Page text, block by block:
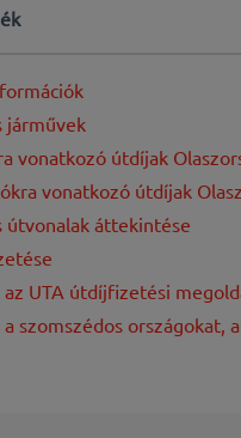
járművek
vonatkozó útdíjak
vonatkozó útdíjak
útvonalak áttekintése
UTA útdíjfizetési
szomszédos országokat,